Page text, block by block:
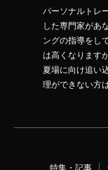
パーソナルトレ
した専門家があ
ングの指導をし
は高くなります
夏場に向け追い
理ができない方
特集・記事